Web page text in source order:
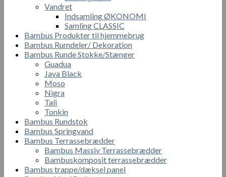
Vandret
Indsamling ØKONOMI
Samling CLASSIC
Bambus Produkter til hjemmebrug
Bambus Rumdeler/ Dekoration
Bambus Runde Stokke/Stænger
Guadua
Java Black
Moso
Nigra
Tali
Tonkin
Bambus Rundstok
Bambus Springvand
Bambus Terrassebrædder
Bambus Massiv Terrassebrædder
Bambuskomposit terrassebrædder
Bambus trappe/dæksel panel